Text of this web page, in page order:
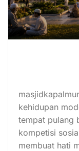
kehidupan
tempat pulang
kompetisi
membuat hati